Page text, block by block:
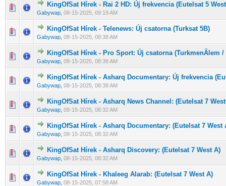
KingOfSat Hírek - Rai 2 HD: Új frekvencia (Eutelsat 5
Gabywap 08-15-2025, 09:19 AM
0 Szavazat - 0 / 5 átlagban
1 2345
KingOfSat Hírek - Telenews: Új csatorna (Turksat 5B)
Gabywap 08-15-2025, 08:38 AM
0 Szavazat - 0 / 5 átlagban
12345
KingOfSat Hírek - Pro Sport: Új csatorna (TurkmenÄlem /
Gabywap 08-15-2025, 08:38 AM
0 Szavazat - 0 / 5 átlagban
12345
KingOfSat Hírek - Asharq Documentary: Új frekvencia
Gabywap 08-15-2025, 08:38 AM
0 Szavazat - 0 / 5 átlagban
1234 5
KingOfSat Hírek - Asharq News Channel: (Eutelsat 7
Gabywap 08-15-2025, 08:32 AM
0 Szavazat - 0 / 5 átlagban
1234 5
KingOfSat Hírek - Asharq Documentary: (Eutelsat 7 West
Gabywap 08-15-2025, 08:32 AM
0 Szavazat - 0 / 5 átlagban
1234 5
KingOfSat Hírek - Asharq Discovery: (Eutelsat 7 West A)
Gabywap 08-15-2025, 08:32 AM
0 Szavazat - 0 / 5 átlagban
1234 5
KingOfSat Hírek - Khaleeg Alarab: (Eutelsat 7 West A)
Gabywap 08-15-2025, 07:58 AM
0 Szavazat - 0 / 5 átlagban
12345